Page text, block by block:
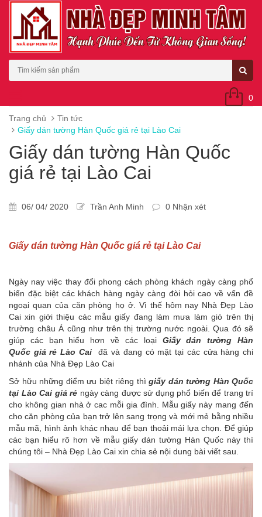
0
Trang chủ
Tin tức
Giấy dán tường Hàn Quốc giá rẻ tại Lào Cai
Giấy dán tường Hàn Quốc
giá rẻ tại Lào Cai
06/ 04/ 2020 Trần Anh Minh 0 Nhận xét
Giấy dán tường Hàn Quốc giá rẻ tại Lào Cai
Ngày nay việc thay đổi phong cách phòng khách ngày càng phổ
biến đặc biệt các khách hàng ngày càng đòi hỏi cao về vấn đề
ngoại quan của căn phòng họ ở. Vì thế hôm nay Nhà Đẹp Lào
Cai xin giới thiệu các mẫu giấy đang làm mưa làm gió trên thị
trường châu Á cũng như trên thị trường nước ngoài. Qua đó sẽ
giúp các bạn hiểu hơn về các loại Giấy dán tường Hàn
Quốc giá rẻ Lào Caiđã và đang có mặt tại các cửa hàng chi
nhánh của Nhà Đẹp Lào Cai
Sở hữu những điểm ưu biệt riêng thì giấy dán tường Hàn Quốc
tại Lào Cai giá rẻ ngày càng được sử dụng phổ biến để trang trí
cho không gian nhà ở cac mỗi gia đình. Mẫu giấy này mang đến
cho căn phòng của bạn trở lên sang trọng và mới mẻ bằng nhiều
mẫu mã, hình ảnh khác nhau để bạn thoải mái lựa chọn. Để giúp
các bạn hiểu rõ hơn về mẫu giấy dán tường Hàn Quốc này thì
chúng tôi – Nhà Đẹp Lào Cai xin chia sẻ nội dung bài viết sau.